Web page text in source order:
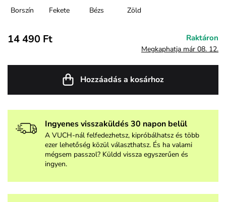
Borszín Fekete Bézs Zöld
14 490 Ft Raktáron
Megkaphatja már 08. 12.
Hozzáadás a kosárhoz
Ingyenes visszaküldés 30 napon belül
A VUCH-nál felfedezhetsz, kipróbálhatsz és több
ezer lehetőség közül választhatsz. És ha valami
mégsem passzol? Küldd vissza egyszerűen és
ingyen.